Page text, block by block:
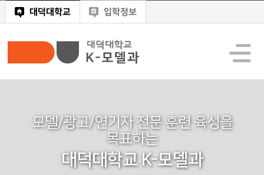
대덕대학교 입학정보
모델/광고/연기자 전문 훈련 육성을
목표하는
대덕대학교 K-모델과